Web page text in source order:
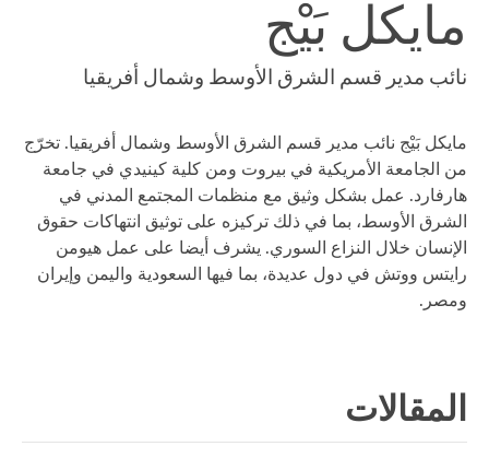
مايكل بَيْج
نائب مدير قسم الشرق الأوسط وشمال أفريقيا
مايكل بَيْج نائب مدير قسم الشرق الأوسط وشمال أفريقيا. تخرّج
من الجامعة الأمريكية في بيروت ومن كلية كينيدي في جامعة
هارفارد. عمل بشكل وثيق مع منظمات المجتمع المدني في
الشرق الأوسط، بما في ذلك تركيزه على توثيق انتهاكات حقوق
الإنسان خلال النزاع السوري. يشرف أيضا على عمل هيومن
رايتس ووتش في دول عديدة، بما فيها السعودية واليمن وإيران
ومصر.
المقالات